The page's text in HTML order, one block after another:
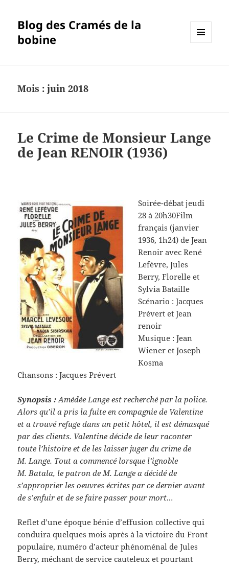
Blog des Cramés de la
bobine
Mois :juin 2018
Le Crime de Monsieur Lange
de Jean RENOIR (1936)
Soirée-débat jeudi
28 à 20h30Film
français (janvier
1936, 1h24) de Jean
Renoir avec René
Lefèvre, Jules
Berry, Florelle et
Sylvia Bataille
Scénario : Jacques
Prévert et Jean
renoir
Musique : Jean
Wiener et Joseph
Kosma
Chansons : Jacques Prévert
Synopsis :Amédée Lange est recherché par la police.
Alors qu’il a pris la fuite en compagnie de Valentine
et a trouvé refuge dans un petit hôtel, il est démasqué
par des clients. Valentine décide de leur raconter
toute l’histoire et de les laisser juger du crime de
M. Lange. Tout a commencé lorsque l’ignoble
M. Batala, le patron de M. Lange a décidé de
s’approprier les oeuvres écrites par ce dernier avant
de s’enfuir et de se faire passer pour mort…
Reflet d’une époque bénie d’effusion collective qui
conduira quelques mois après à la victoire du Front
populaire, numéro d’acteur phénoménal de Jules
Berry, méchant de service cauteleux et pourtant